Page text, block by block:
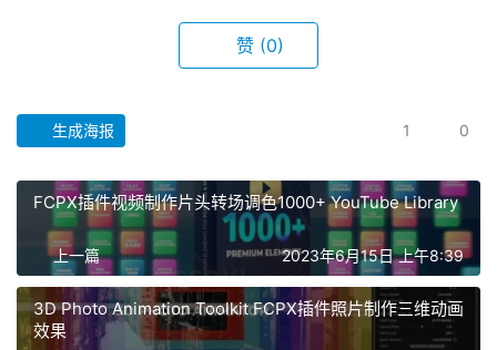
页
C
P
X
赞 (0)
生成海报 1 0
FCPX插件视频制作片头转场调色1000+ YouTube Library
上一篇 2023年6月15日 上午8:39
3D Photo Animation Toolkit FCPX插件照片制作三维动画
效果